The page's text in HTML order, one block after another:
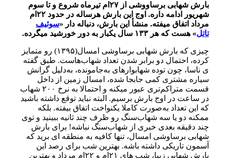
بارش شهابی برساووشی از ۲۷ام تیرماه شروع و تا سوم
شهریور ادامه داره.
اوج این بارش هرساله در حدود ۲۲ام
مرداد اتفاق میفته. منشأ این بارش، دنباله دار «سوئیف
تاتل» هست که هر ۱۳۳ سال یکبار به دور خورشید میگرده .
چیزی که بارش شهابی برساوشی امسال(۱۳۹۵) رو متمایز
کرده، احتمال دو برابر شدن تعداد شهاب‌هاست. طبق گفته
ی ناسا، چون توده شهابوارهای به‌جامونده، به‌دلیل گرانش
سیاره مشتری کمی جابجا شده، امسال زمین از داخل
قسمت متراکم‌تری عبور میکنه و احتمالا به نرخ ۲۰۰ شهاب
در ساعت در اوج بارش برسیم. البته نباید توقع داشته باشید
که این تعداد به‌صورت کاملا یکنواخت اتفاق بیفته. بلکه
ممکنه دو یا سه شهاب‌سنگ رو ظرف چند ثانیه ببینید و توی
چند دقیقه بعدی خبری از شهاب‌سنگ نباشه! برای بارش
شهابی برساوشی امسال، تنها کافیه به منطقه ای برید که
آسمون تاریکی داشته باشه. بهترین شب برای رصد این
بارش شهابی زیبا، شب های ۲۱ام و ۲۲ام مرداد و بهترین